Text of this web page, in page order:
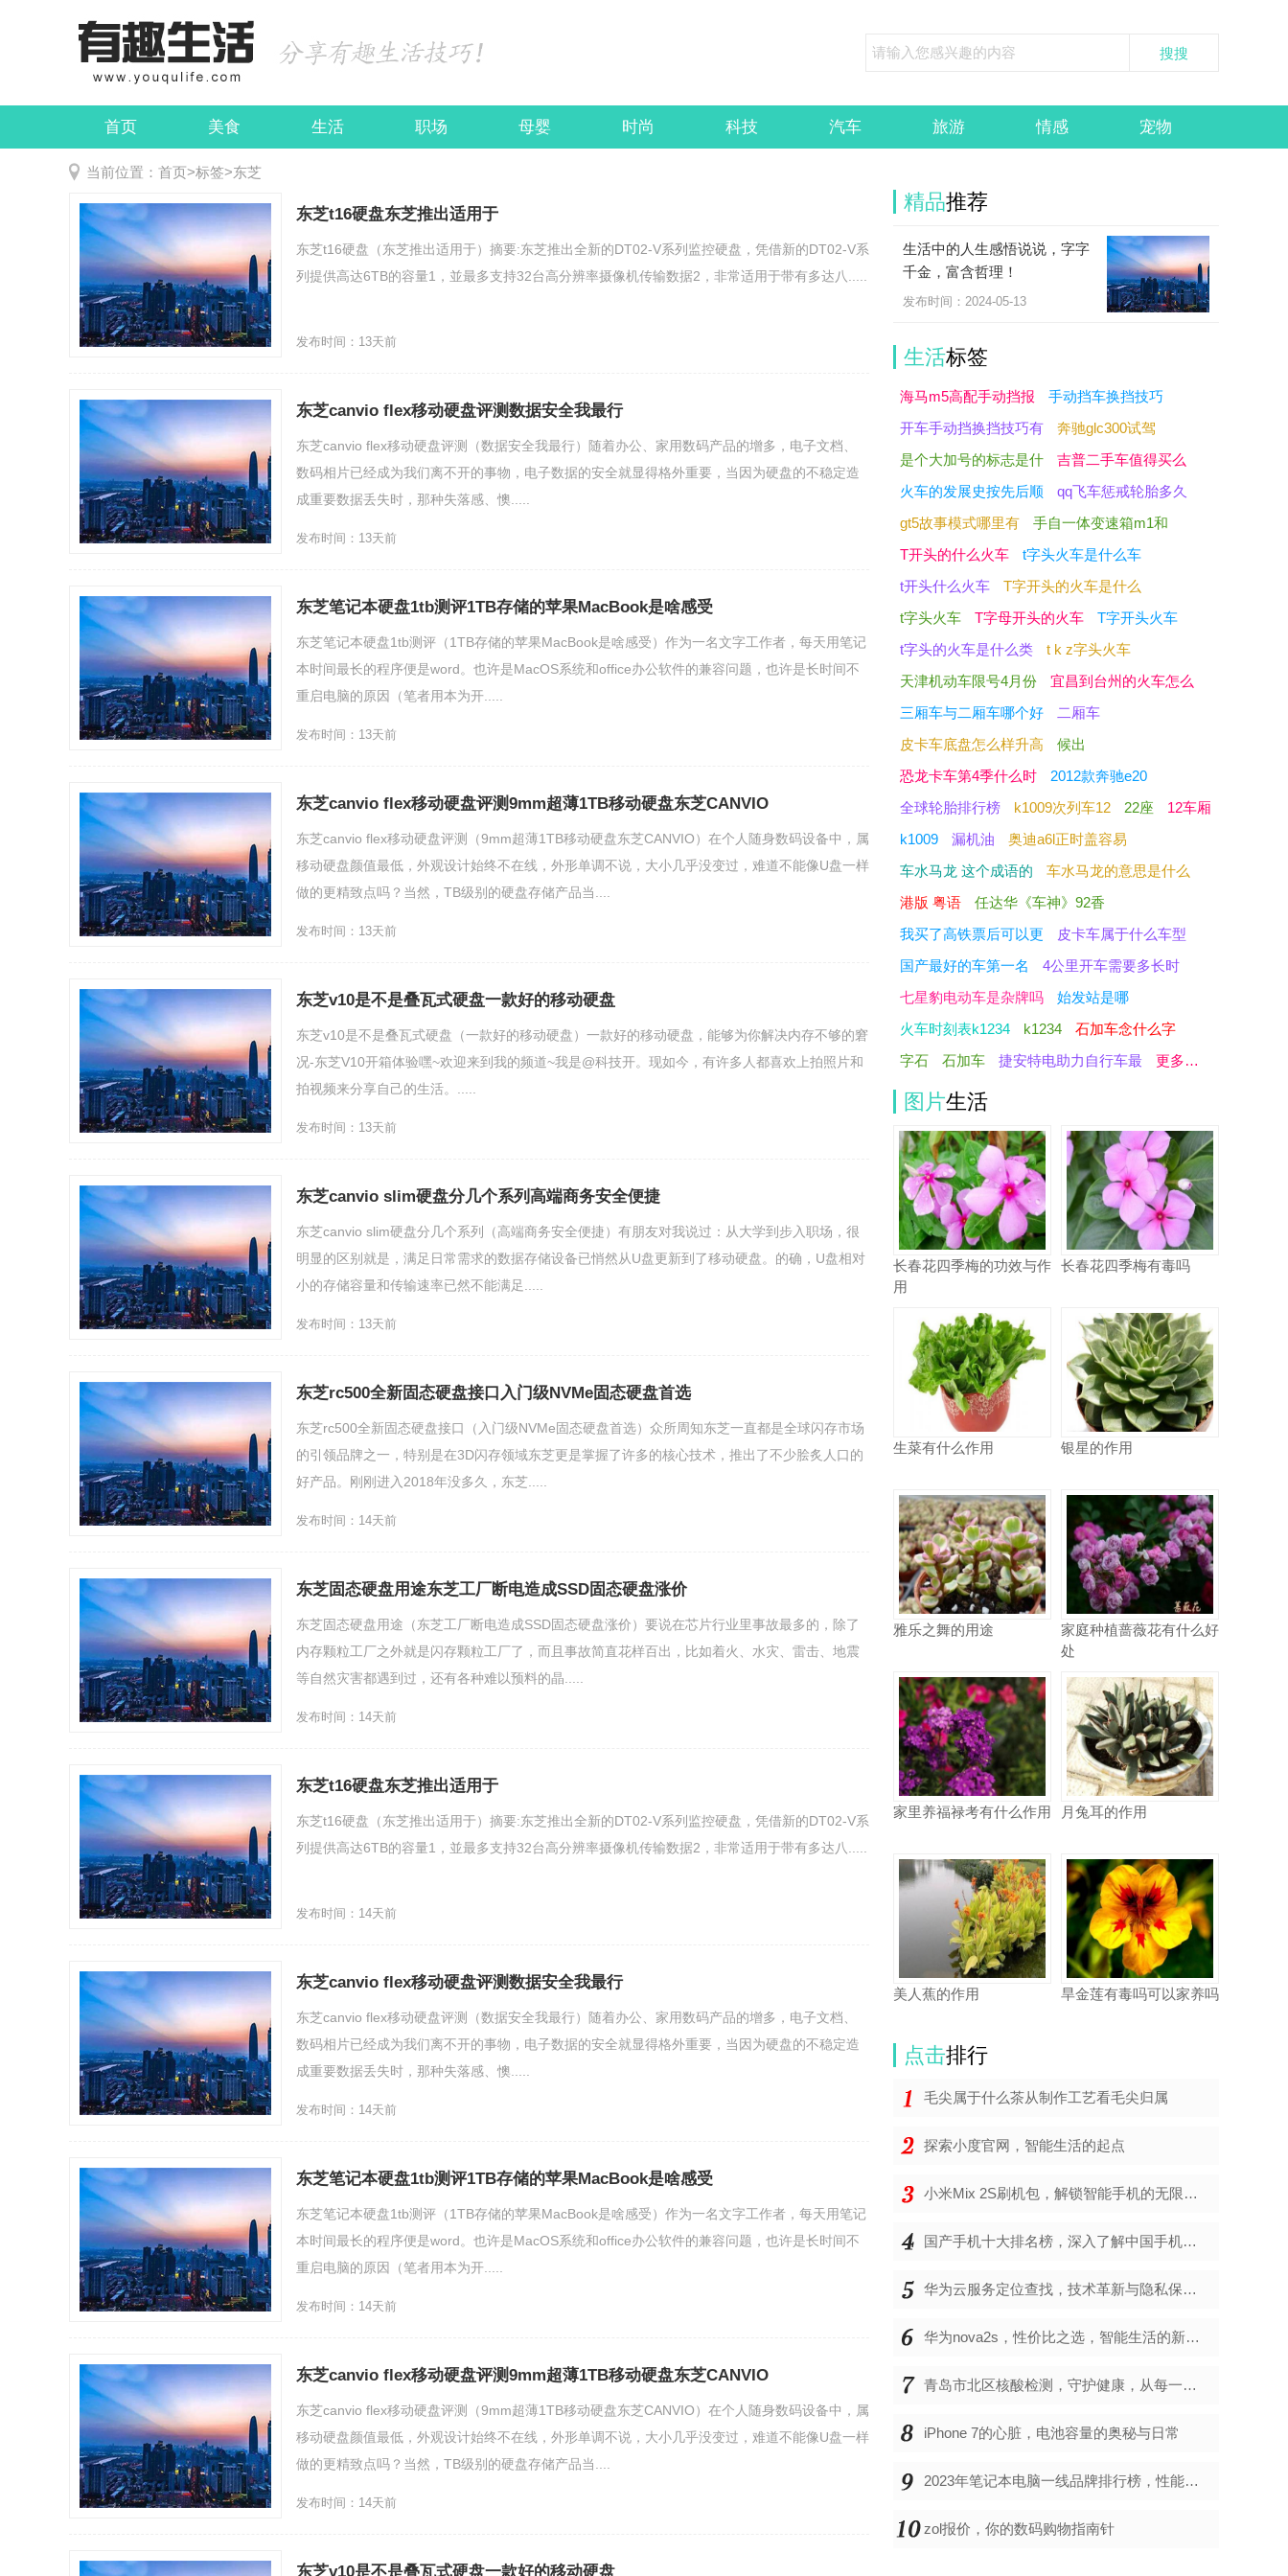
首页 美食 生活 职场 母婴 时尚 科技 汽车 旅游 情感 宠物
娱乐 民俗
当前位置： 首页>标签>东芝
东芝t16硬盘东芝推出适用于
东芝t16硬盘（东芝推出适用于）摘要:东芝推出全新的DT02-V系列监控硬盘，凭借新的DT02-V系
列提供高达6TB的容量1，並最多支持32台高分辨率摄像机传输数据2，非常适用于带有多达八.....
发布时间：13天前
东芝canvio flex移动硬盘评测数据安全我最行
东芝canvio flex移动硬盘评测（数据安全我最行）随着办公、家用数码产品的增多，电子文档、
数码相片已经成为我们离不开的事物，电子数据的安全就显得格外重要，当因为硬盘的不稳定造
成重要数据丢失时，那种失落感、懊.....
发布时间：13天前
东芝笔记本硬盘1tb测评1TB存储的苹果MacBook是啥感受
东芝笔记本硬盘1tb测评（1TB存储的苹果MacBook是啥感受）作为一名文字工作者，每天用笔记
本时间最长的程序便是word。也许是MacOS系统和office办公软件的兼容问题，也许是长时间不
重启电脑的原因（笔者用本为开.....
发布时间：13天前
东芝canvio flex移动硬盘评测9mm超薄1TB移动硬盘东芝CANVIO
东芝canvio flex移动硬盘评测（9mm超薄1TB移动硬盘东芝CANVIO）在个人随身数码设备中，属
移动硬盘颜值最低，外观设计始终不在线，外形单调不说，大小几乎没变过，难道不能像U盘一样
做的更精致点吗？当然，TB级别的硬盘存储产品当....
发布时间：13天前
东芝v10是不是叠瓦式硬盘一款好的移动硬盘
东芝v10是不是叠瓦式硬盘（一款好的移动硬盘）一款好的移动硬盘，能够为你解决内存不够的窘
况-东芝V10开箱体验嘿~欢迎来到我的频道~我是@科技开。现如今，有许多人都喜欢上拍照片和
拍视频来分享自己的生活。.....
发布时间：13天前
东芝canvio slim硬盘分几个系列高端商务安全便捷
东芝canvio slim硬盘分几个系列（高端商务安全便捷）有朋友对我说过：从大学到步入职场，很
明显的区别就是，满足日常需求的数据存储设备已悄然从U盘更新到了移动硬盘。的确，U盘相对
小的存储容量和传输速率已然不能满足.....
发布时间：13天前
东芝rc500全新固态硬盘接口入门级NVMe固态硬盘首选
东芝rc500全新固态硬盘接口（入门级NVMe固态硬盘首选）众所周知东芝一直都是全球闪存市场
的引领品牌之一，特别是在3D闪存领域东芝更是掌握了许多的核心技术，推出了不少脍炙人口的
好产品。刚刚进入2018年没多久，东芝.....
发布时间：14天前
东芝固态硬盘用途东芝工厂断电造成SSD固态硬盘涨价
东芝固态硬盘用途（东芝工厂断电造成SSD固态硬盘涨价）要说在芯片行业里事故最多的，除了
内存颗粒工厂之外就是闪存颗粒工厂了，而且事故简直花样百出，比如着火、水灾、雷击、地震
等自然灾害都遇到过，还有各种难以预料的晶.....
发布时间：14天前
东芝t16硬盘东芝推出适用于
东芝t16硬盘（东芝推出适用于）摘要:东芝推出全新的DT02-V系列监控硬盘，凭借新的DT02-V系
列提供高达6TB的容量1，並最多支持32台高分辨率摄像机传输数据2，非常适用于带有多达八.....
发布时间：14天前
东芝canvio flex移动硬盘评测数据安全我最行
东芝canvio flex移动硬盘评测（数据安全我最行）随着办公、家用数码产品的增多，电子文档、
数码相片已经成为我们离不开的事物，电子数据的安全就显得格外重要，当因为硬盘的不稳定造
成重要数据丢失时，那种失落感、懊.....
发布时间：14天前
东芝笔记本硬盘1tb测评1TB存储的苹果MacBook是啥感受
东芝笔记本硬盘1tb测评（1TB存储的苹果MacBook是啥感受）作为一名文字工作者，每天用笔记
本时间最长的程序便是word。也许是MacOS系统和office办公软件的兼容问题，也许是长时间不
重启电脑的原因（笔者用本为开.....
发布时间：14天前
东芝canvio flex移动硬盘评测9mm超薄1TB移动硬盘东芝CANVIO
东芝canvio flex移动硬盘评测（9mm超薄1TB移动硬盘东芝CANVIO）在个人随身数码设备中，属
移动硬盘颜值最低，外观设计始终不在线，外形单调不说，大小几乎没变过，难道不能像U盘一样
做的更精致点吗？当然，TB级别的硬盘存储产品当....
发布时间：14天前
东芝v10是不是叠瓦式硬盘一款好的移动硬盘
精品推荐
生活中的人生感悟说说，字字
千金，富含哲理！
发布时间：2024-05-13
生活标签
海马m5高配手动挡报
手动挡车换挡技巧
开车手动挡换挡技巧有
奔驰glc300试驾
是个大加号的标志是什
吉普二手车值得买么
火车的发展史按先后顺
qq飞车惩戒轮胎多久
gt5故事模式哪里有
手自一体变速箱m1和
T开头的什么火车
t字头火车是什么车
t开头什么火车
T字开头的火车是什么
t字头火车
T字母开头的火车
T字开头火车
t字头的火车是什么类
t k z字头火车
天津机动车限号4月份
宜昌到台州的火车怎么
三厢车与二厢车哪个好
二厢车
皮卡车底盘怎么样升高
候出
恐龙卡车第4季什么时
2012款奔驰e20
全球轮胎排行榜
k1009次列车12 22座
12车厢
k1009
漏机油
奥迪a6l正时盖容易
车水马龙 这个成语的
车水马龙的意思是什么
港版 粤语
任达华《车神》92香
我买了高铁票后可以更
皮卡车属于什么车型
国产最好的车第一名
4公里开车需要多长时
七星豹电动车是杂牌吗
始发站是哪
火车时刻表k1234
k1234
石加车念什么字
字石
石加车 捷安特电助力自行车最 更多…
图片生活
长春花四季梅的功效与作
用
长春花四季梅有毒吗
生菜有什么作用 银星的作用
雅乐之舞的用途
家庭种植蔷薇花有什么好
处
家里养福禄考有什么作用 月兔耳的作用
美人蕉的作用 旱金莲有毒吗可以家养吗
点击排行
毛尖属于什么茶从制作工艺看毛尖归属
探索小度官网，智能生活的起点
小米Mix 2S刷机包，解锁智能手机的无限可能
国产手机十大排名榜，深入了解中国手机市场的佼佼者
华为云服务定位查找，技术革新与隐私保护的双重奏
华为nova2s，性价比之选，智能生活的新伙伴
青岛市北区核酸检测，守护健康，从每一次检测开始
iPhone 7的心脏，电池容量的奥秘与日常
2023年笔记本电脑一线品牌排行榜，性能、创新与用户满意度的综合考量
zol报价，你的数码购物指南针